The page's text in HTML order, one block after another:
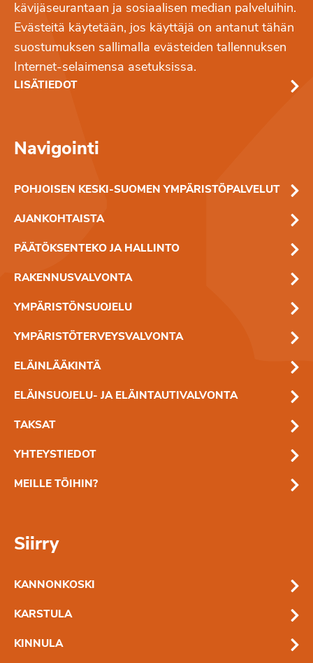
kävijäseurantaan ja sosiaalisen median palveluihin.
Evästeitä käytetään, jos käyttäjä on antanut tähän
suostumuksen sallimalla evästeiden tallennuksen
Internet-selaimensa asetuksissa.
LISÄTIEDOT
Navigointi
POHJOISEN KESKI-SUOMEN YMPÄRISTÖPALVELUT
AJANKOHTAISTA
PÄÄTÖKSENTEKO JA HALLINTO
RAKENNUSVALVONTA
YMPÄRISTÖNSUOJELU
YMPÄRISTÖTERVEYSVALVONTA
ELÄINLÄÄKINTÄ
ELÄINSUOJELU- JA ELÄINTAUTIVALVONTA
TAKSAT
YHTEYSTIEDOT
MEILLE TÖIHIN?
Siirry
KANNONKOSKI
KARSTULA
KINNULA